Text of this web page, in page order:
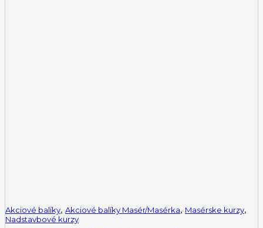
Akciové balíky, Akciové balíky Masér/Masérka, Masérske kurzy,
Nadstavbové kurzy